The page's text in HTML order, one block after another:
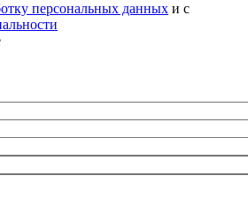
персональных данных и с